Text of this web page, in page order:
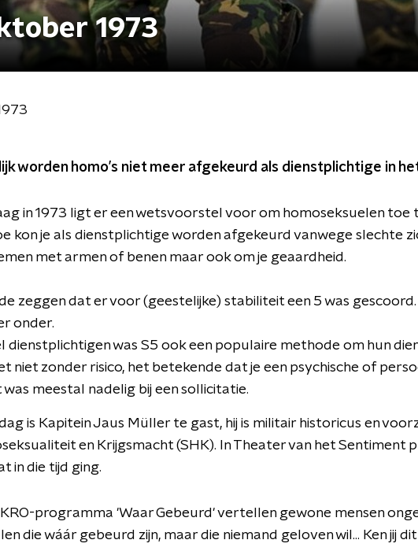
1973
worden homo’s niet meer afgekeurd als dienstplichtige in
in 1973 ligt er een wetsvoorstel voor om homoseksuelen toe
kon je als dienstplichtige worden afgekeurd vanwege slechte
met armen of benen maar ook om je geaardheid.
zeggen dat er voor (geestelijke) stabiliteit een 5 was
onder.
dienstplichtigen was S5 ook een populaire methode om hun
niet zonder risico, het betekende dat je een psychische of
was meestal nadelig bij een sollicitatie.
is Kapitein Jaus Müller te gast, hij is militair historicus en
en Krijgsmacht (SHK). In Theater van het Sentiment
in die tijd ging.
KRO-programma 'Waar Gebeurd' vertellen gewone mensen
die wáár gebeurd zijn, maar die niemand geloven wil... Ken jij